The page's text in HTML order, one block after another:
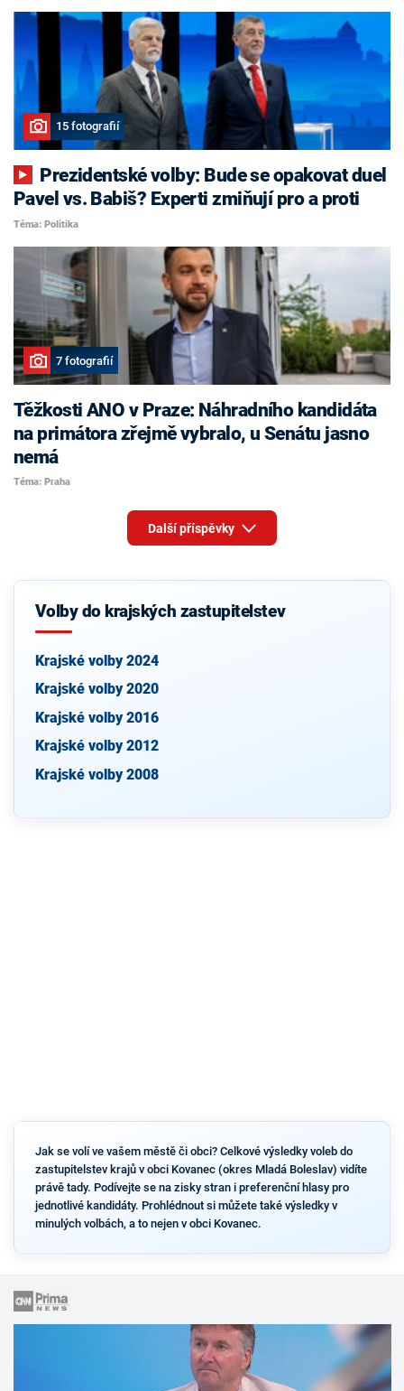
15 fotografií
Pavel vs. Babiš? Experti zmiňují pro a proti
Téma: Politika
7 fotografií
Těžkosti ANO v Praze: Náhradního kandidáta
na primátora zřejmě vybralo, u Senátu jasno
nemá
Téma: Praha
Další příspěvky
Volby do krajských zastupitelstev
Krajské volby 2024
Krajské volby 2020
Krajské volby 2016
Krajské volby 2012
Krajské volby 2008
Jak se volí ve vašem městě či obci? Celkové výsledky voleb do
zastupitelstev krajů v obci Kovanec (okres Mladá Boleslav) vidíte
právě tady. Podívejte se na zisky stran i preferenční hlasy pro
jednotlivé kandidáty. Prohlédnout si můžete také výsledky v
minulých volbách, a to nejen v obci Kovanec.